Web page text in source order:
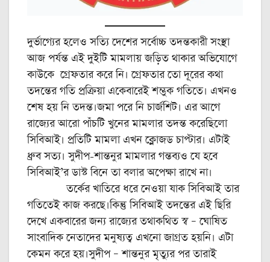
দুর্ভাগ্যের হলেও সত্যি দেশের সর্বোচ্চ তদন্তকারী সংস্থা
আজ পর্যন্ত এই দুইটি মামলায় জড়িত থাকার অভিযোগে
কাউকে গ্রেফতার করে নি। গ্রেফতার তো দূরের কথা
তদন্তের গতি প্রক্রিয়া একেবারেই শম্ভুক গতিতে। এখনও
শেষ হয় নি তদন্ত।জমা পরে নি চার্জশিট। এর আগে
রাজ্যের আরো পাঁচটি খুনের মামলার তদন্ত করেছিলো
সিবিআই। প্রতিটি মামলা এখন ক্লোজড চাপ্টার। এটাই
ধ্রুব সত্য। সুদীপ-শান্তনুর মামলার গন্তব্যও যে হবে
সিবিআই’র ডাস্ট বিনে তা বলার অপেক্ষা রাখে না।
তর্কের খাতিরে ধরে নেওয়া যাক সিবিআই তার
গতিতেই কাজ করছে।কিন্তু সিবিআই তদন্তের এই ছিরি
দেখে একবারের জন্য রাজ্যের তথাকথিত স্ব – ঘোষিত
সাংবাদিক নেতাদের মনুষ্যত্ব এখনো জাগ্রত হয়নি। এটা
কেমন করে হয়।সুদীপ – শান্তনুর মৃত্যুর পর তারাই